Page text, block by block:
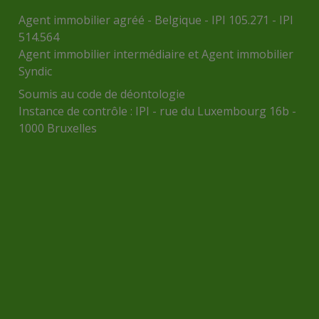
Agent immobilier agréé - Belgique - IPI 105.271 - IPI
514.564
Agent immobilier intermédiaire et Agent immobilier
Syndic
Soumis au code de déontologie
Instance de contrôle : IPI - rue du Luxembourg 16b -
1000 Bruxelles